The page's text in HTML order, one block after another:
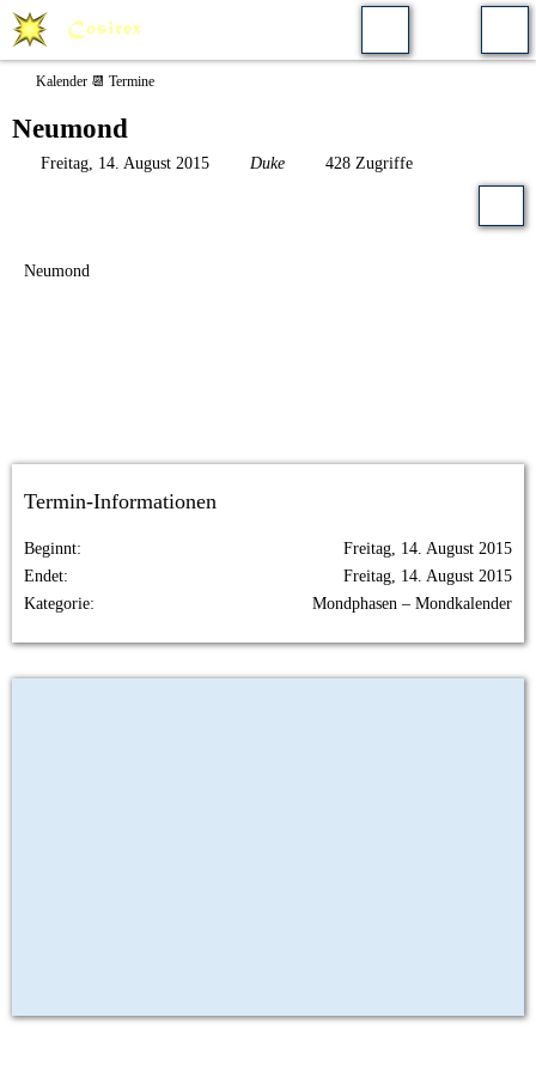
Kalender 📆 Termine
Neumond
Freitag, 14. August 2015 Duke 428 Zugriffe
Neumond
Termin-Informationen
Beginnt
Freitag, 14. August 2015
Endet
Freitag, 14. August 2015
Kategorie
Mondphasen – Mondkalender